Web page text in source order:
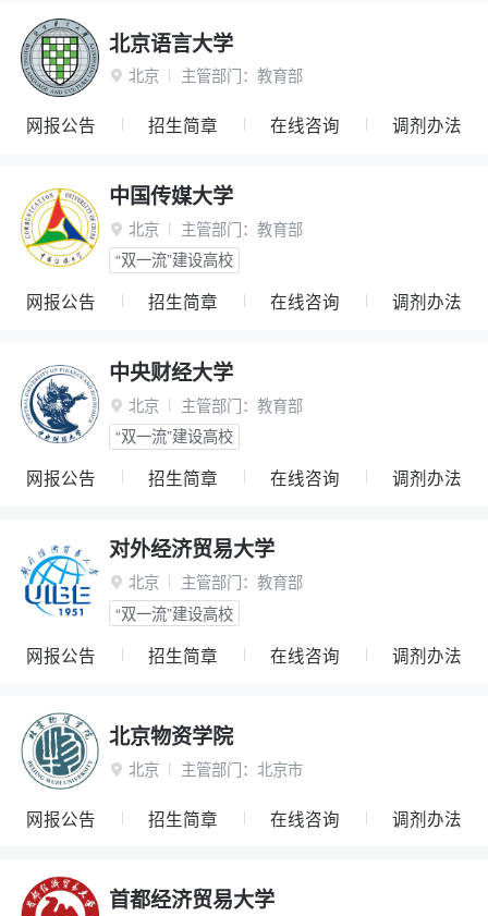
北京语言大学
 北京 主管部门： 教育部
网报公告 招生简章 在线咨询 调剂办法
中国传媒大学
 北京 主管部门： 教育部
“双一流”建设高校
网报公告 招生简章 在线咨询 调剂办法
中央财经大学
 北京 主管部门： 教育部
“双一流”建设高校
网报公告 招生简章 在线咨询 调剂办法
对外经济贸易大学
 北京 主管部门： 教育部
“双一流”建设高校
网报公告 招生简章 在线咨询 调剂办法
北京物资学院
 北京 主管部门： 北京市
网报公告 招生简章 在线咨询 调剂办法
首都经济贸易大学